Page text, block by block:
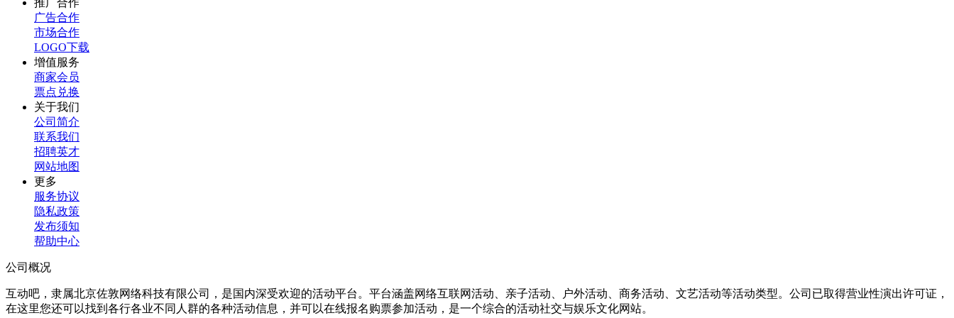
推广合作
广告合作
市场合作
LOGO下载
增值服务
商家会员
票点兑换
关于我们
公司简介
联系我们
招聘英才
网站地图
更多
服务协议
隐私政策
发布须知
帮助中心
公司概况
互动吧，隶属北京佐敦网络科技有限公司，是国内深受欢迎的活动平台。平台涵盖网络互联网活动、亲子活动、户外活动、商务活动、文艺活动等活动类型。公司已取得营业性演出许可证，
在这里您还可以找到各行各业不同人群的各种活动信息，并可以在线报名购票参加活动，是一个综合的活动社交与娱乐文化网站。